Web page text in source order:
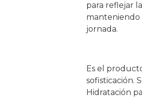
para reflejar
manteniendo
jornada.
Es el
sofisticación.
Hidratación